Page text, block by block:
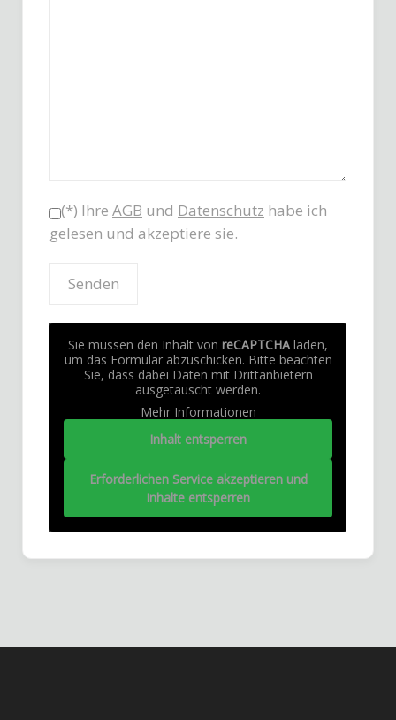
(*) Ihre AGB und Datenschutz habe ich
gelesen und akzeptiere sie.
Sie müssen den Inhalt von reCAPTCHAladen,
um das Formular abzuschicken. Bitte beachten
Sie, dass dabei Daten mit Drittanbietern
ausgetauscht werden.
Mehr Informationen
Inhalt entsperren
Erforderlichen Service akzeptieren und
Inhalte entsperren